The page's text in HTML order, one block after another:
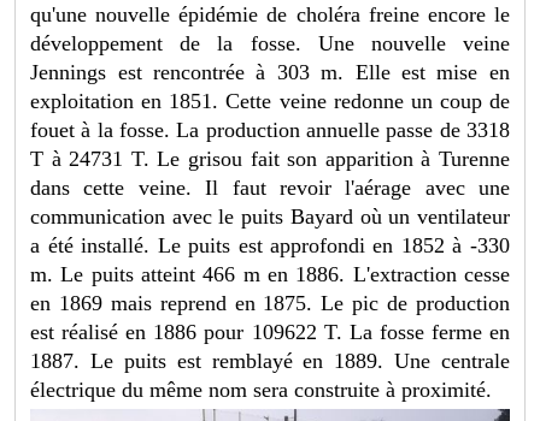
qu'une nouvelle épidémie de choléra freine encore le
développement de la fosse. Une nouvelle veine
Jennings est rencontrée à 303 m. Elle est mise en
exploitation en 1851. Cette veine redonne un coup de
fouet à la fosse. La production annuelle passe de 3318
T à 24731 T. Le grisou fait son apparition à Turenne
dans cette veine. Il faut revoir l'aérage avec une
communication avec le puits Bayard où un ventilateur
a été installé. Le puits est approfondi en 1852 à -330
m. Le puits atteint 466 m en 1886. L'extraction cesse
en 1869 mais reprend en 1875. Le pic de production
est réalisé en 1886 pour 109622 T. La fosse ferme en
1887. Le puits est remblayé en 1889. Une centrale
électrique du même nom sera construite à proximité.